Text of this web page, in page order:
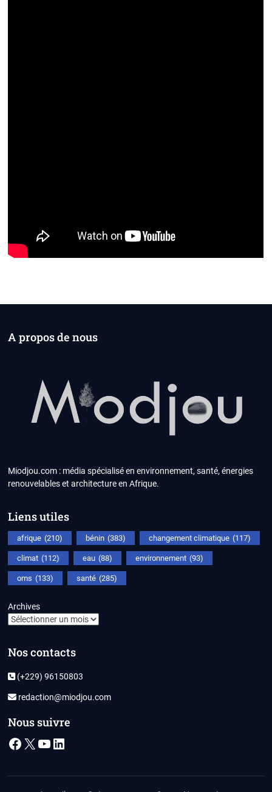
A propos de nous
Miodjou.com : média spécialisé en environnement, santé, énergies
renouvelables et architecture en Afrique.
Liens utiles
afrique (210) bénin (383) changement climatique (117)
climat (112) eau (88) environnement (93)
oms (133) santé (285)
Archives
Nos contacts
(+229) 96150803
redaction@miodjou.com
Nous suivre
Facebook
X YouTube
LinkedIn